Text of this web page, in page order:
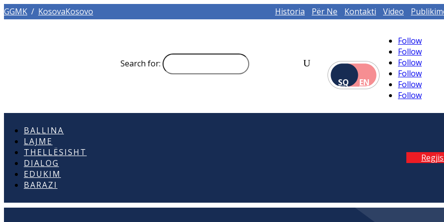
GGMK / KosovaKosovo Historia Për Ne Kontakti Video
Search for:
SQ
EN
Follow
Follow
Follow
Follow
Follow
Follow
BALLINA
LAJME
THELLËSISHT
DIALOG
EDUKIM
BARAZI